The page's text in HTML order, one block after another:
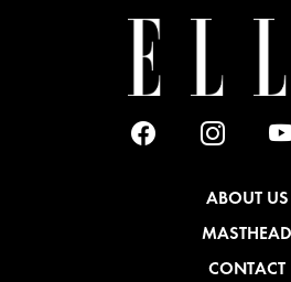
ABOUT US
MASTHEAD
CONTACT